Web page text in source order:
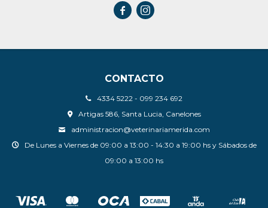
CONTACTO
4334 5222 - 099 234 692
Artigas 586, Santa Lucia, Canelones
administracion@veterinariamerida.com
De Lunes a Viernes de 09:00 a 13:00 - 14:30 a 19:00 hs y Sábados de
09:00 a 13:00 hs
 